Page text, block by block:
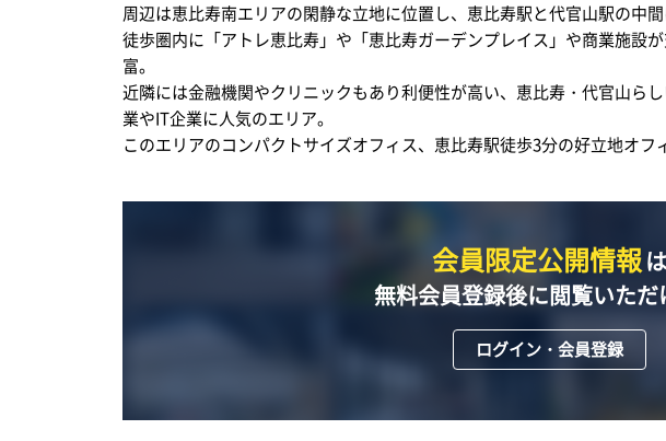
周辺は恵比寿南エリアの閑静な立地に位置し、恵比寿駅と代官山駅の中
徒歩圏内に「アトレ恵比寿」や「恵比寿ガーデンプレイス」や商業施設
富。
近隣には金融機関やクリニックもあり利便性が高い、恵比寿・代官山ら
業やIT企業に人気のエリア。
このエリアのコンパクトサイズオフィス、恵比寿駅徒歩3分の好立地オフ
会員限定公開情報は
無料会員登録後に閲覧いただ
ログイン・会員登録